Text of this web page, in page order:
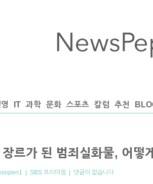
IT 과학 문화 스포츠 칼럼 추천
르가 된 범죄실화물, 어떻
| SBS 프리미엄 | 댓글이 없습니다